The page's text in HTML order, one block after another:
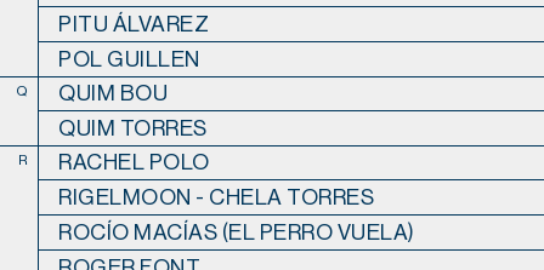
PITU ÁLVAREZ
POL GUILLEN
Q
QUIM BOU
QUIM TORRES
R
RACHEL POLO
RIGELMOON - CHELA TORRES
ROCÍO MACÍAS (EL PERRO VUELA)